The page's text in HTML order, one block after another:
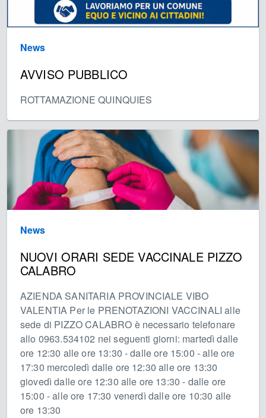
News
AVVISO PUBBLICO
ROTTAMAZIONE QUINQUIES
News
NUOVI ORARI SEDE VACCINALE PIZZO
CALABRO
AZIENDA SANITARIA PROVINCIALE VIBO
VALENTIA Per le PRENOTAZIONI VACCINALI alle
sede di PIZZO CALABRO è necessario telefonare
allo 0963.534102 nei seguenti giorni: martedì dalle
ore 12:30 alle ore 13:30 - dalle ore 15:00 - alle ore
17:30 mercoledì dalle ore 12:30 alle ore 13:30
giovedì dalle ore 12:30 alle ore 13:30 - dalle ore
15:00 - alle ore 17:30 venerdì dalle ore 10:30 alle
ore 13:30